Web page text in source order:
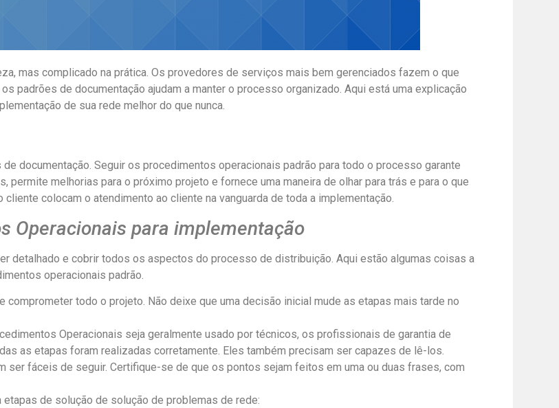
mas complicado na prática. Os provedores de serviços mais bem gerenciados fazem o que
padrões de documentação ajudam a manter o processo organizado. Aqui está uma explicação
de sua rede melhor do que nunca.
documentação. Seguir os procedimentos operacionais padrão para todo o processo garante
melhorias para o próximo projeto e fornece uma maneira de olhar para trás e para o que
colocam o atendimento ao cliente na vanguarda de toda a implementação.
Operacionais para implementação
detalhado e cobrir todos os aspectos do processo de distribuição. Aqui estão algumas coisas a
operacionais padrão.
comprometer todo o projeto. Não deixe que uma decisão inicial mude as etapas mais tarde no
Operacionais seja geralmente usado por técnicos, os profissionais de garantia de
as etapas foram realizadas corretamente. Eles também precisam ser capazes de lê-los.
ser fáceis de seguir. Certifique-se de que os pontos sejam feitos em uma ou duas frases, com
de solução de solução de problemas de rede: